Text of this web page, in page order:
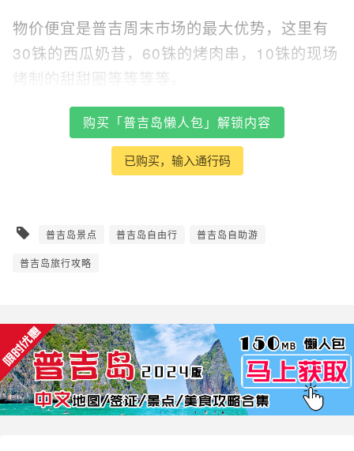
物价便宜是普吉周末市场的最大优势，这里有
30铢的西瓜奶昔，60铢的烤肉串，10铢的现场
烤制的甜甜圈等等等等。
购买「普吉岛懒人包」解锁内容
已购买，输入通行码
普吉岛景点 普吉岛自由行 普吉岛自助游
普吉岛旅行攻略